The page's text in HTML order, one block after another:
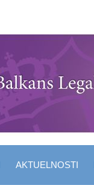
AKTUELNOSTI